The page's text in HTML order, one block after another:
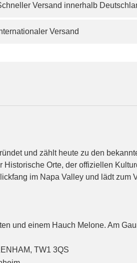
Versand innerhalb
Versand
und zählt heute zu den
Orte, der offiziellen
im Napa Valley und lädt zum
und einem Hauch Melone. Am
TW1 3QS